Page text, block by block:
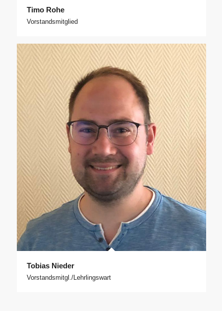
Timo Rohe
Vorstandsmitglied
Tobias Nieder
Vorstandsmitgl./Lehrlingswart